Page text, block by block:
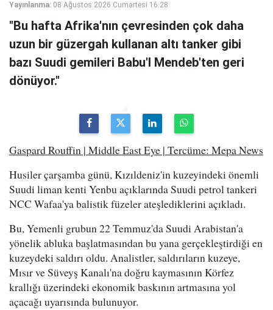
Yayınlanma: 08 Ağustos 2026 Cumartesi 16:28
"Bu hafta Afrika'nın çevresinden çok daha
uzun bir güzergah kullanan altı tanker gibi
bazı Suudi gemileri Babu'l Mendeb'ten geri
dönüyor."
Gaspard Rouffin | Middle East Eye | Tercüme: Mepa News
Husiler çarşamba günü, Kızıldeniz'in kuzeyindeki önemli
Suudi liman kenti Yenbu açıklarında Suudi petrol tankeri
NCC Wafaa'ya balistik füzeler ateşlediklerini açıkladı.
Bu, Yemenli grubun 22 Temmuz'da Suudi Arabistan'a
yönelik abluka başlatmasından bu yana gerçekleştirdiği en
kuzeydeki saldırı oldu. Analistler, saldırıların kuzeye,
Mısır ve Süveyş Kanalı'na doğru kaymasının Körfez
krallığı üzerindeki ekonomik baskının artmasına yol
açacağı uyarısında bulunuyor.